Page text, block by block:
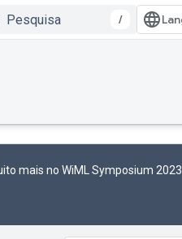
/
mais no WiML Symposium 2023